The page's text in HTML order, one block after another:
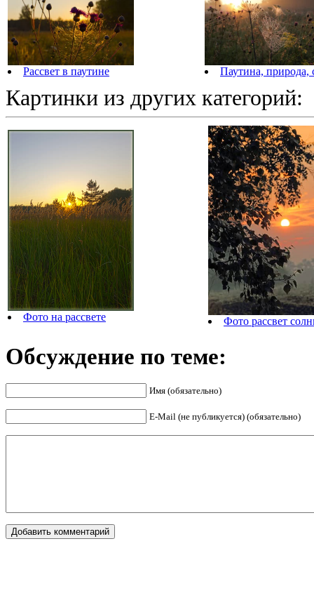
Рассвет в паутине Паутина, природа,
Картинки из других категорий:
Фото на рассвете Фото рассвет
Обсуждение по теме:
Имя (обязательно)
E-Mail (не публикуется) (обязательно)